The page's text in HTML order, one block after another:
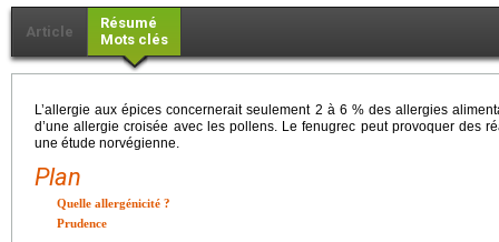
Article
Résumé
Mots clés
L’allergie aux épices concernerait seulement 2 à 6 % des allergies
d’une allergie croisée avec les pollens. Le fenugrec peut provoquer des
une étude norvégienne.
Plan
Quelle allergénicité ?
Prudence